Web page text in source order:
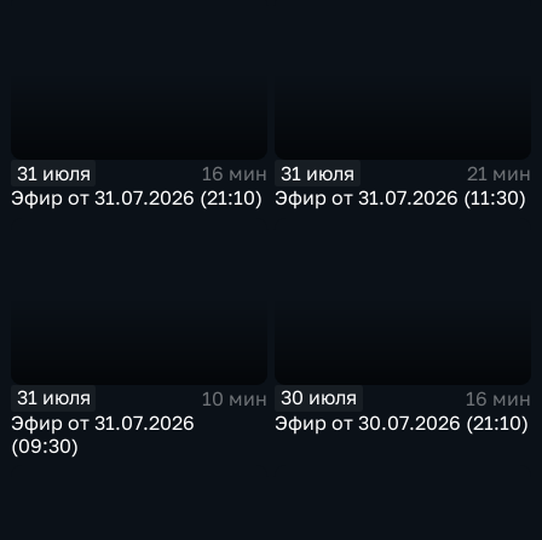
31 июля
16 мин
Эфир от 31.07.2026 (21:10)
31 июля
21 мин
Эфир от 31.07.2026 (11:30)
31 июля
10 мин
Эфир от 31.07.2026
(09:30)
30 июля
16 мин
Эфир от 30.07.2026 (21:10)